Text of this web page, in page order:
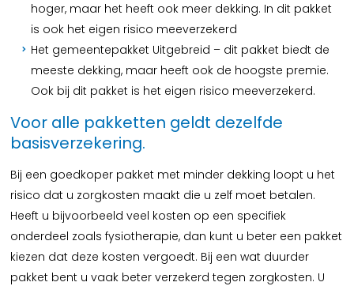
hoger, maar het heeft ook meer dekking. In dit pakket
is ook het eigen risico meeverzekerd
Het gemeentepakket Uitgebreid – dit pakket biedt de
meeste dekking, maar heeft ook de hoogste premie.
Ook bij dit pakket is het eigen risico meeverzekerd.
Voor alle pakketten geldt dezelfde
basisverzekering.
Bij een goedkoper pakket met minder dekking loopt u het
risico dat u zorgkosten maakt die u zelf moet betalen.
Heeft u bijvoorbeeld veel kosten op een specifiek
onderdeel zoals fysiotherapie, dan kunt u beter een pakket
kiezen dat deze kosten vergoedt. Bij een wat duurder
pakket bent u vaak beter verzekerd tegen zorgkosten. U